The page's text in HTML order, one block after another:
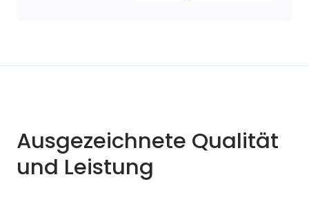
Ausgezeichnete Qualität
und Leistung